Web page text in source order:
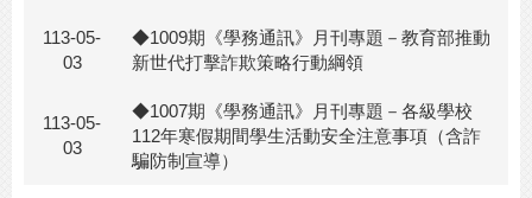
113-05-
03
◆1009期《學務通訊》月刊專題－教育部推動
新世代打擊詐欺策略行動綱領
113-05-
03
◆1007期《學務通訊》月刊專題－各級學校
112年寒假期間學生活動安全注意事項（含詐
騙防制宣導）